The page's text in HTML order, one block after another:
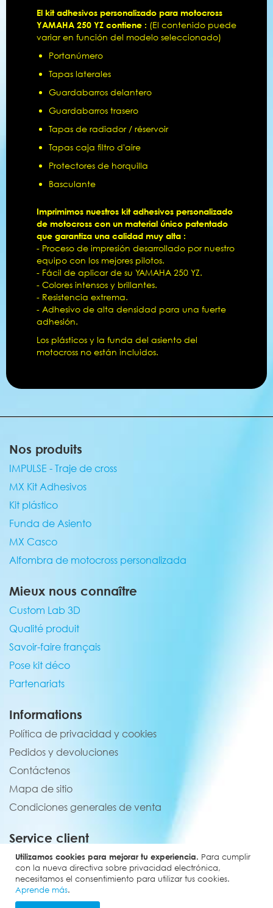
Utilizamos cookies para mejorar tu experiencia. Para cumplir
con la nueva directiva sobre privacidad electrónica,
necesitamos el consentimiento para utilizar tus cookies.
Aprende más.
El kit adhesivos personalizado para motocross
YAMAHA 250 YZ contiene : (El contenido puede
variar en función del modelo seleccionado)
Portanúmero
Tapas laterales
Guardabarros delantero
Guardabarros trasero
Tapas de radiador / réservoir
Tapas caja filtro d'aire
Protectores de horquilla
Basculante
Imprimimos nuestros kit adhesivos personalizado
de motocross con un material único patentado
que garantiza una calidad muy alta :
- Proceso de impresión desarrollado por nuestro
equipo con los mejores pilotos.
- Fácil de aplicar de su YAMAHA 250 YZ.
- Colores intensos y brillantes.
- Resistencia extrema.
- Adhesivo de alta densidad para una fuerte
adhesión.
Los plásticos y la funda del asiento del
motocross no están incluidos.
Nos produits
IMPULSE - Traje de cross
MX Kit Adhesivos
Kit plástico
Funda de Asiento
MX Casco
Alfombra de motocross personalizada
Mieux nous connaître
Custom Lab 3D
Qualité produit
Savoir-faire français
Pose kit déco
Partenariats
Informations
Política de privacidad y cookies
Pedidos y devoluciones
Contáctenos
Mapa de sitio
Condiciones generales de venta
Service client
02 44 84 90 44
contact@elevenmx.com
5 rue de la garenne 28160 Yèvres